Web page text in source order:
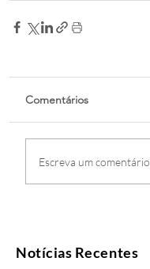
Comentários
Escreva um comentário
Notícias Recentes